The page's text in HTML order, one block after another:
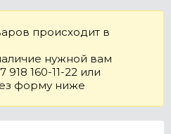
происходит в
нужной вам
160-11-22 или
форму ниже